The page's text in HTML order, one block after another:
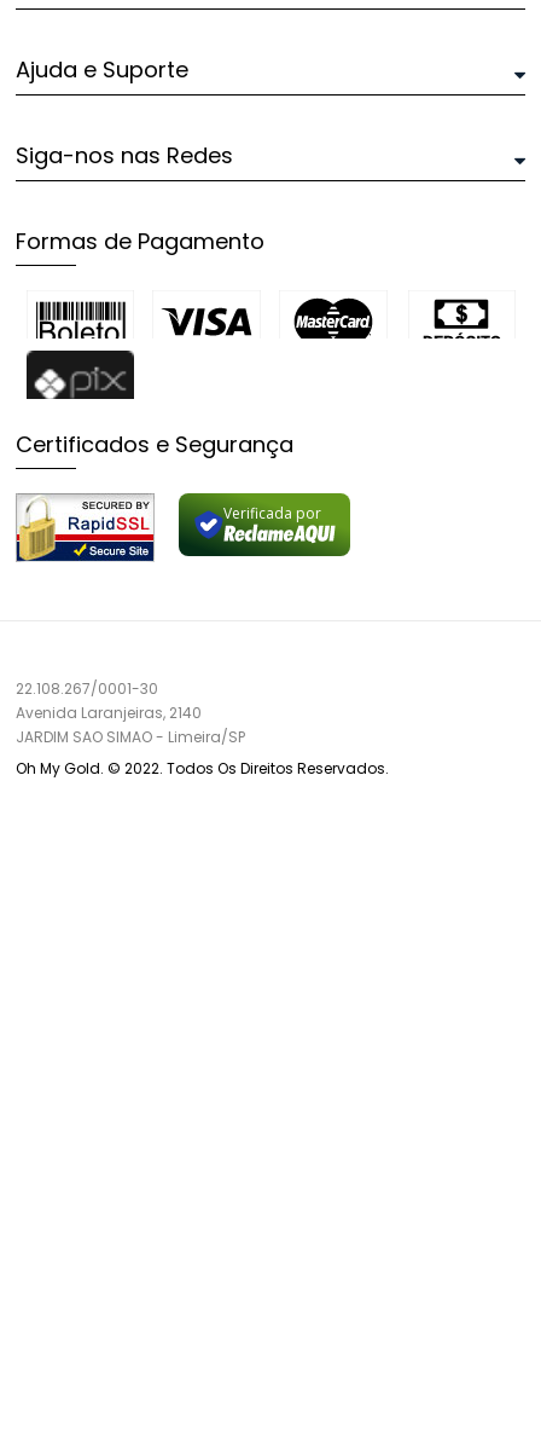
Ajuda e Suporte
Siga-nos nas Redes
Formas de Pagamento
Certificados e Segurança
Verificada por
22.108.267/0001-30
Avenida Laranjeiras, 2140
JARDIM SAO SIMAO - Limeira/SP
Oh My Gold. © 2022. Todos Os Direitos Reservados.